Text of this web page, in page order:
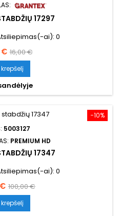
17297
ai): 0
€ Bazinė
kaina
16,00 €
krepšelį
−10%
5003127
PREMIUM HD
17347
ai): 0
Bazinė
kaina
100,00 €
krepšelį